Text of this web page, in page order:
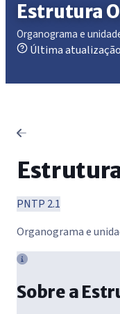
Estrutura
Organograma e
Última
PNTP 2.1
Organograma e
Sobre a